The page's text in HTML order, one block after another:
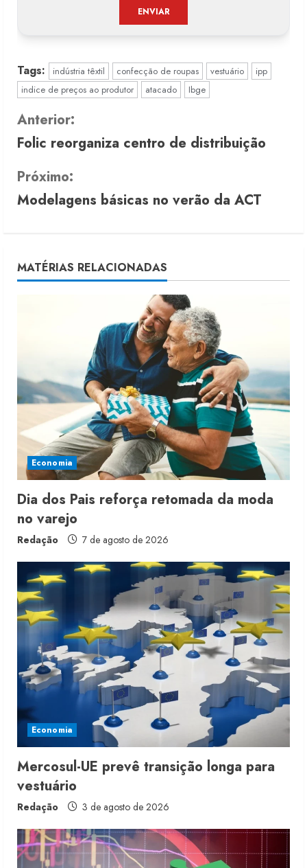
Tags: indústria têxtil confecção de roupas vestuário
ipp
indice de preços ao produtor
atacado Ibge
C
o
n
t
n
e
a
d
n
g
Anterior:
Folic reorganiza centro de distribuição
Próximo:
Modelagens básicas no verão da ACT
MATÉRIAS RELACIONADAS
Economia
Dia dos Pais reforça retomada da moda
no varejo
Redação 7 de agosto de 2026
Economia
Mercosul-UE prevê transição longa para
vestuário
Redação 3 de agosto de 2026